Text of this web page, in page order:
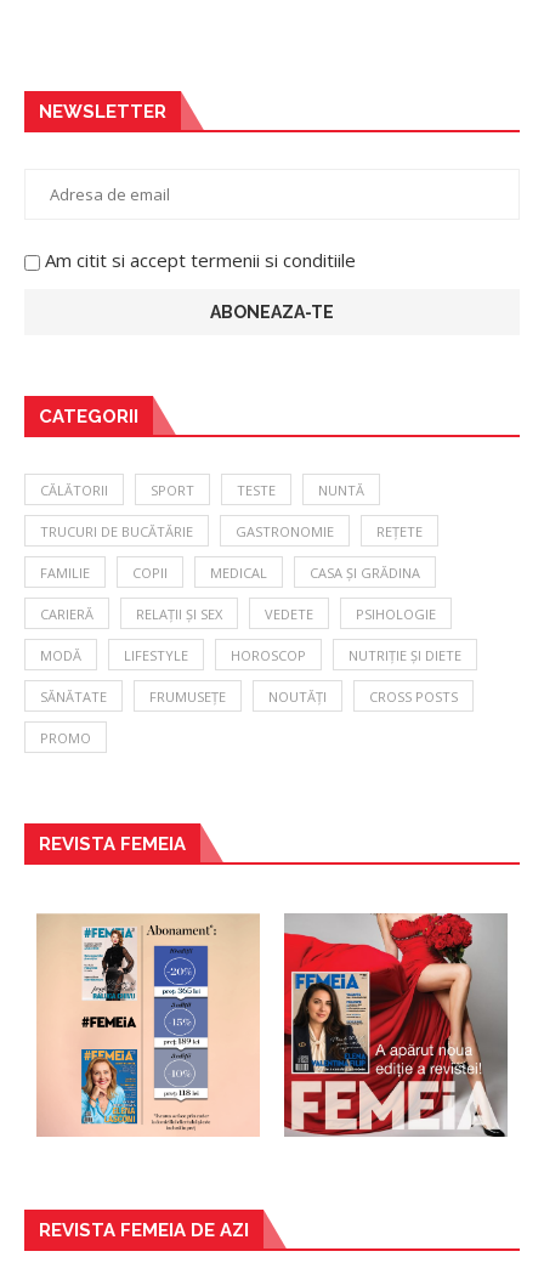
NEWSLETTER
Am citit si accept termenii si conditiile
CATEGORII
CĂLĂTORII SPORT TESTE NUNTĂ
TRUCURI DE BUCĂTĂRIE GASTRONOMIE REȚETE
FAMILIE COPII MEDICAL CASA ȘI GRĂDINA
CARIERĂ RELAȚII ȘI SEX VEDETE PSIHOLOGIE
MODĂ LIFESTYLE HOROSCOP NUTRIȚIE ȘI DIETE
SĂNĂTATE FRUMUSEȚE NOUTĂȚI CROSS POSTS
PROMO
REVISTA FEMEIA
REVISTA FEMEIA DE AZI